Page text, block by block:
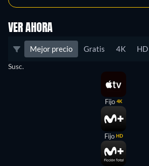
VER AHORA
Mejor precio Gratis 4K HD
Susc.
Fijo 4K
Fijo HD